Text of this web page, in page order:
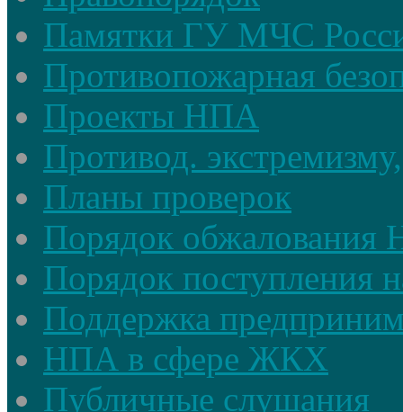
Памятки ГУ МЧС
Противопожарная
Проекты НПА
Противод.
Планы проверок
Порядок
Порядок поступления
Поддержка
НПА в сфере ЖКХ
Публичные слушания